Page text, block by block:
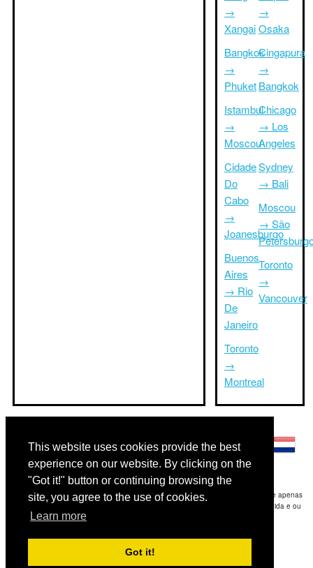
This website uses cookies provide the best
experience on our website. By clicking on the
"Got it!" button or continuing browsing the
site, you agree to the use of cookies.
Learn more
Got it!
→
Xangai
Bangkok
→
Phuket
Istambul
→
Moscou
Cidade
Do
Cabo
→
Joanesburgo
Buenos
Aires
→ Rio
De
Janeiro
Toronto
→
Montreal
→
Osaka
Cingapura
→
Bangkok
Chicago
→ Los
Angeles
Sydney
→ Bali
Moscou
→ São
Toronto
→
Vancouver
Disclaimer: As informações apresentadas neste site é a nossa melhor estimativa e apenas
para sua referência.Triptimeto.com não se responsabiliza por qualquer atraso de ida e ou
consequentes danos / resultou das informações fornecidas.
Copyright 2015-2026
Contact Usfor feedback.